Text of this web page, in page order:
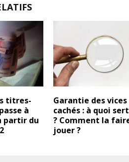
titres-
à
partir du
Garantie des vices
cachés : à quoi
? Comment la
jouer ?